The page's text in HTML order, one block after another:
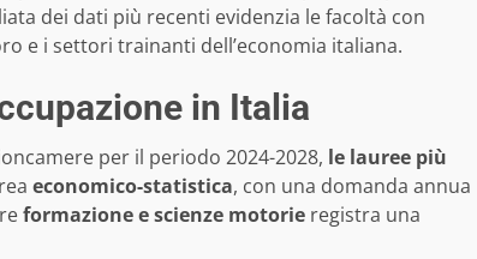
dei dati più recenti evidenzia le facoltà con
e i settori trainanti dell’economia italiana.
in Italia
per il periodo 2024-2028, le lauree più
economico-statistica, con una domanda annua
formazione e scienze motorie registra una